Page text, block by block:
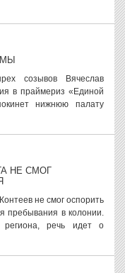
созывов Вячеслав
в праймериз «Единой
нижнюю палату
НЕ СМОГ
не смог оспорить
пребывания в колонии.
региона, речь идет о